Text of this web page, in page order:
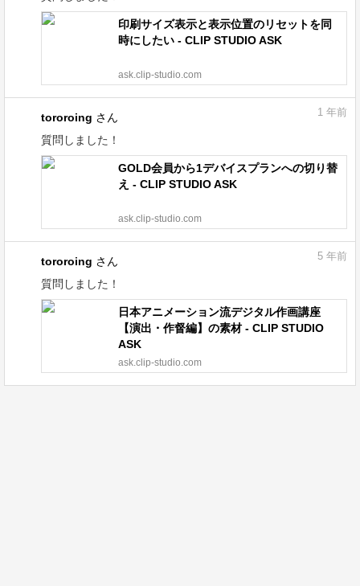
印刷サイズ表示と表示位置のリセットを同
時にしたい - CLIP STUDIO ASK
ask.clip-studio.com
tororoing さん
質問しました！
1 年前
GOLD会員から1デバイスプランへの切り替
え - CLIP STUDIO ASK
ask.clip-studio.com
tororoing さん
質問しました！
5 年前
日本アニメーション流デジタル作画講座
【演出・作督編】の素材 - CLIP STUDIO
ASK
ask.clip-studio.com